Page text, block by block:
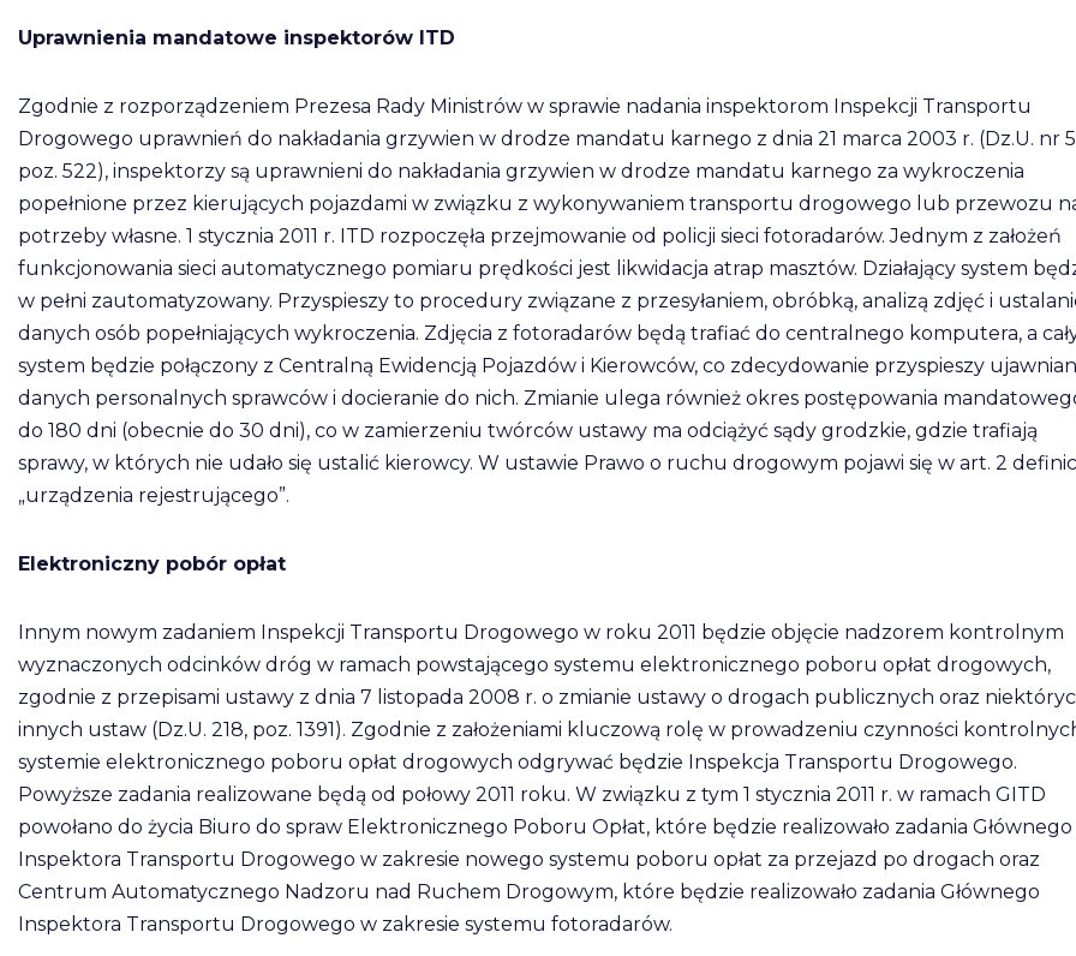
Uprawnienia mandatowe inspektorów ITD
Zgodnie z rozporządzeniem Prezesa Rady Ministrów w sprawie nadania inspektorom Inspekcji Transportu
Drogowego uprawnień do nakładania grzywien w drodze mandatu karnego z dnia 21 marca 2003 r. (Dz.U. nr
poz. 522), inspektorzy są uprawnieni do nakładania grzywien w drodze mandatu karnego za wykroczenia
popełnione przez kierujących pojazdami w związku z wykonywaniem transportu drogowego lub przewozu
potrzeby własne. 1 stycznia 2011 r. ITD rozpoczęła przejmowanie od policji sieci fotoradarów. Jednym z założeń
funkcjonowania sieci automatycznego pomiaru prędkości jest likwidacja atrap masztów. Działający system
w pełni zautomatyzowany. Przyspieszy to procedury związane z przesyłaniem, obróbką, analizą zdjęć i
danych osób popełniających wykroczenia. Zdjęcia z fotoradarów będą trafiać do centralnego komputera, a
system będzie połączony z Centralną Ewidencją Pojazdów i Kierowców, co zdecydowanie przyspieszy
danych personalnych sprawców i docieranie do nich. Zmianie ulega również okres postępowania
do 180 dni (obecnie do 30 dni), co w zamierzeniu twórców ustawy ma odciążyć sądy grodzkie, gdzie trafiają
sprawy, w których nie udało się ustalić kierowcy. W ustawie Prawo o ruchu drogowym pojawi się w art. 2
„urządzenia rejestrującego”.
Elektroniczny pobór opłat
Innym nowym zadaniem Inspekcji Transportu Drogowego w roku 2011 będzie objęcie nadzorem kontrolnym
wyznaczonych odcinków dróg w ramach powstającego systemu elektronicznego poboru opłat drogowych,
zgodnie z przepisami ustawy z dnia 7 listopada 2008 r. o zmianie ustawy o drogach publicznych oraz
innych ustaw (Dz.U. 218, poz. 1391). Zgodnie z założeniami kluczową rolę w prowadzeniu czynności
systemie elektronicznego poboru opłat drogowych odgrywać będzie Inspekcja Transportu Drogowego.
Powyższe zadania realizowane będą od połowy 2011 roku. W związku z tym 1 stycznia 2011 r. w ramach GITD
powołano do życia Biuro do spraw Elektronicznego Poboru Opłat, które będzie realizowało zadania Głównego
Inspektora Transportu Drogowego w zakresie nowego systemu poboru opłat za przejazd po drogach oraz
Centrum Automatycznego Nadzoru nad Ruchem Drogowym, które będzie realizowało zadania Głównego
Inspektora Transportu Drogowego w zakresie systemu fotoradarów.